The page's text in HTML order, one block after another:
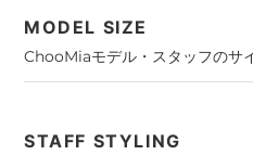
MODEL SIZE
ChooMiaモデル・スタッフのサ
STAFF STYLING